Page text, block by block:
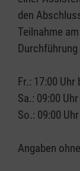
den
Teilnahme
Fr.: 17:00 Uhr
Sa.: 09:00
So.: 09:00
Angaben